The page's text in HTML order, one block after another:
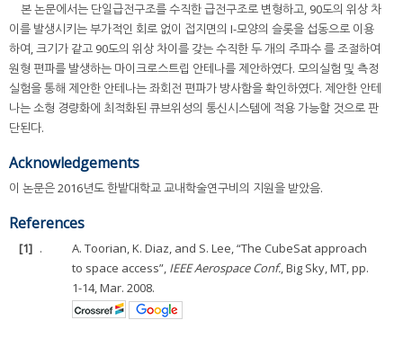
본 논문에서는 단일급전구조를 수직한 급전구조로 변형하고, 90도의 위상 차
이를 발생시키는 부가적인 회로 없이 접지면의 I-모양의 슬롯을 섭동으로 이용
하여, 크기가 같고 90도의 위상 차이를 갖는 수직한 두 개의 주파수 를 조절하여
원형 편파를 발생하는 마이크로스트립 안테나를 제안하였다. 모의실험 및 측정
실험을 통해 제안한 안테나는 좌회전 편파가 방사함을 확인하였다. 제안한 안테
나는 소형 경량화에 최적화된 큐브위성의 통신시스템에 적용 가능할 것으로 판
단된다.
Acknowledgements
이 논문은 2016년도 한밭대학교 교내학술연구비의 지원을 받았음.
References
[1] .
A. Toorian, K. Diaz, and S. Lee, “The CubeSat approach
to space access”, IEEE Aerospace Conf., Big Sky, MT, pp.
1-14, Mar. 2008.